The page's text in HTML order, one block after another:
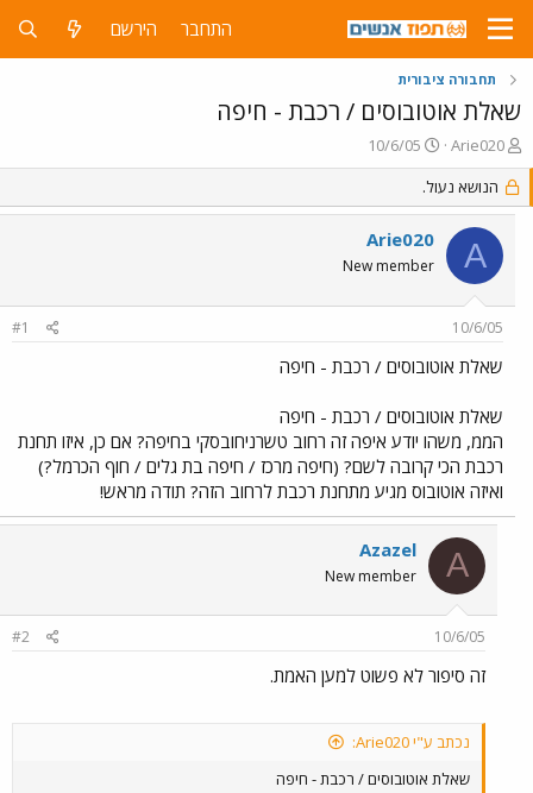
התחבר הירשם
תחבורה ציבורית
שאלת אוטובוסים / רכבת - חיפה
פ
ו
ת
ח
נ
Arie020
פ
ו
ס
ם
ב
ת
ך
10/6/05
הנושא נעול.
A
Arie020
New member
10/6/05
#1
שאלת אוטובוסים / רכבת - חיפה
שאלת אוטובוסים / רכבת - חיפה
הממ, משהו יודע איפה זה רחוב טשרניחובסקי בחיפה? אם כן, איזו תחנת
רכבת הכי קרובה לשם? (חיפה מרכז / חיפה בת גלים / חוף הכרמל?)
ואיזה אוטובוס מגיע מתחנת רכבת לרחוב הזה? תודה מראש!
A
Azazel
New member
10/6/05
#2
זה סיפור לא פשוט למען האמת.
נכתב ע"י Arie020:
שאלת אוטובוסים / רכבת - חיפה